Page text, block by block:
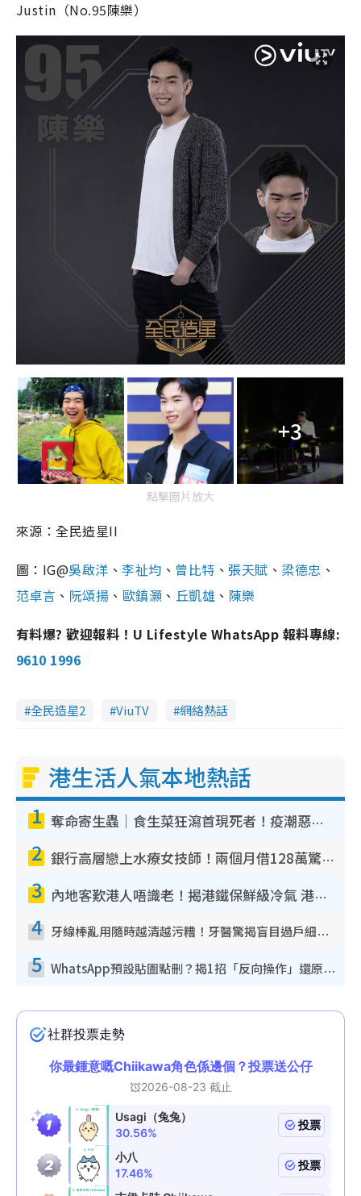
Justin（No.95陳樂）
+3
點擊圖片放大
來源：全民造星II
圖：IG@吳啟洋 、李祉均 、 曾比特 、張天賦 、 梁德忠 、
范卓言 、 阮頌揚 、 歐鎮灝 、 丘凱雄 、 陳樂
有料爆? 歡迎報料！U Lifestyle WhatsApp 報料專線:
9610 1996
全民造星2 ViuTV 網絡熱話
港生活人氣本地熱話
1 奪命寄生蟲｜食生菜狂瀉首現死者！疫潮惡化錄1.8萬宗病例 揭洗菜3大謬誤
2 銀行高層戀上水療女技師！兩個月借128萬驚覺「沉船」沉落火海 揭背後疑似邪教操控賣淫
3 內地客歎港人唔識老！揭港鐵保鮮級冷氣 港人求放過：咪投訴
4 牙線棒亂用隨時越清越污糟！牙醫驚揭盲目過戶細菌恐致蛀牙：呢種先係日常真保養
5 WhatsApp預設貼圖點刪？揭1招「反向操作」還原簡潔介面 附3步實測教學